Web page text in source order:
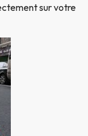
sur votre